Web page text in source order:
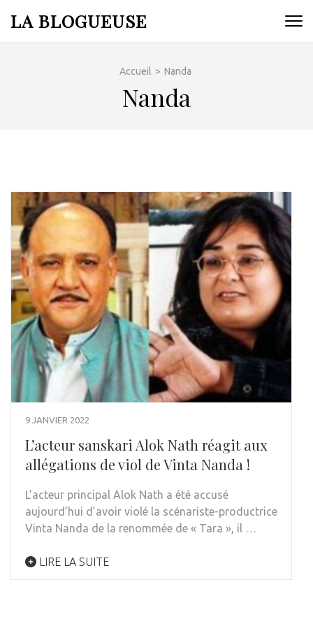
auLA BLOGUEUSE
Accueil > Nanda
Nanda
9 JANVIER 2022
L’acteur sanskari Alok Nath réagit aux
allégations de viol de Vinta Nanda !
L’acteur principal Alok Nath a été accusé
aujourd’hui d’avoir violé la scénariste-productrice
Vinta Nanda de la renommée de « Tara », il …
LIRE LA SUITE